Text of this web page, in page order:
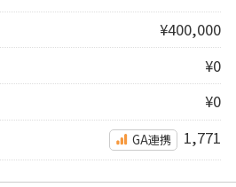
¥400,000
¥0
¥0
GA連携 1,771